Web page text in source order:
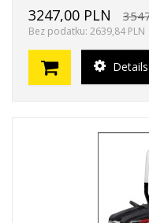
3247,00 PLN
Bez podatku: 2639,84 PLN
Details